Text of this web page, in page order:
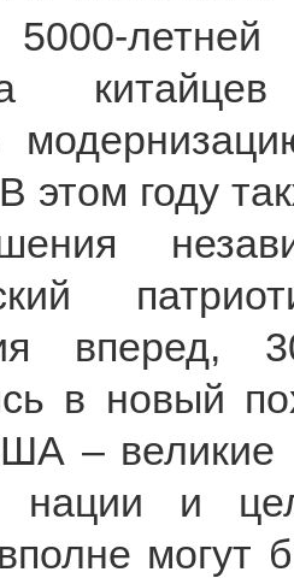
5000-
этом году
вперед,
в новый
– великие
нации и